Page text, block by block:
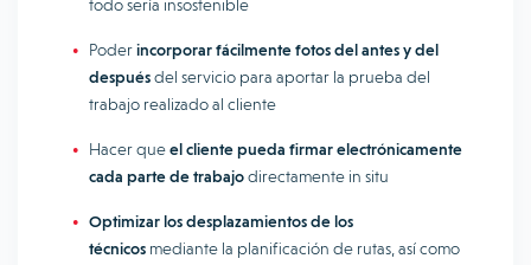
todo sería insostenible
Poderincorporar fácilmente fotos del antes y del
despuésdel servicio para aportar la prueba del
trabajo realizado al cliente
Hacer queel cliente pueda firmar electrónicamente
cada parte de trabajodirectamente in situ
Optimizar los desplazamientos de los
técnicos mediante la planificación de rutas, así como